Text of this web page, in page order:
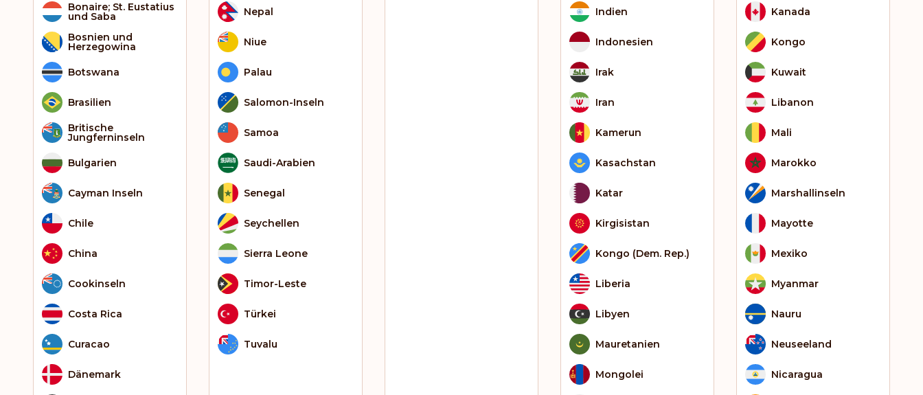
Bonaire; St. Eustatius
und Saba
Bosnien und
Herzegowina
Botswana
Brasilien
Britische
Jungferninseln
Bulgarien
Cayman Inseln
Chile
China
Cookinseln
Costa Rica
Curacao
Dänemark
Nepal
Niue
Palau
Salomon-Inseln
Samoa
Saudi-Arabien
Senegal
Seychellen
Sierra Leone
Timor-Leste
Türkei
Tuvalu
Indien
Indonesien
Irak
Iran
Kamerun
Kasachstan
Katar
Kirgisistan
Kongo (Dem. Rep.)
Liberia
Libyen
Mauretanien
Mongolei
Kanada
Kongo
Kuwait
Libanon
Mali
Marokko
Marshallinseln
Mayotte
Mexiko
Myanmar
Nauru
Neuseeland
Nicaragua